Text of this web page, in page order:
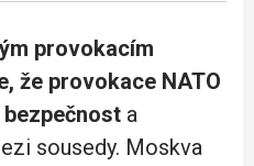
provokacím
že provokace NATO
a
sousedy. Moskva